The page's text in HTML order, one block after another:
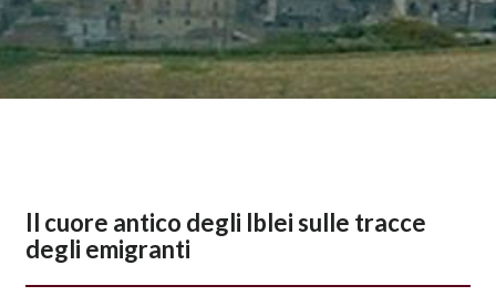
Il cuore antico degli Iblei sulle tracce
degli emigranti